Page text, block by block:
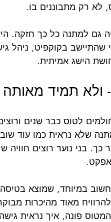
לא רק מתבוננים בו.
גם למתנה כל כך חזקה.
שהתיישב בקוקפיט,
הישג אמיתית.
ולא תמיד
לטוס כבר שנים
שלא נראית כמו עוד
כך. בני נוער רוצים חוויה
במיוחד, שמוצא בטיסה
מאוד מהיכרות
פונה, איך נראית